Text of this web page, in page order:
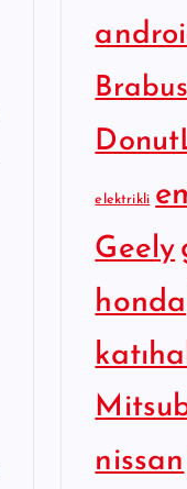
Brabus
elektrikli
Geely
honda
nissan